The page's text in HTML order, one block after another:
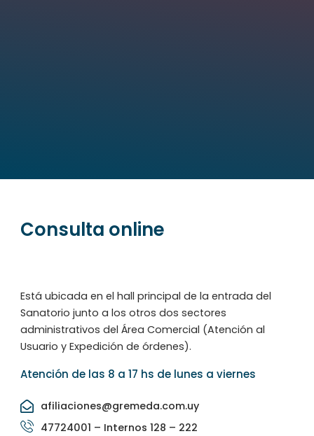
Consulta online
Está ubicada en el hall principal de la entrada del
Sanatorio junto a los otros dos sectores
administrativos del Área Comercial (Atención al
Usuario y Expedición de órdenes).
Atención de las 8 a 17 hs de lunes a viernes
afiliaciones@gremeda.com.uy
47724001 – Internos 128 – 222